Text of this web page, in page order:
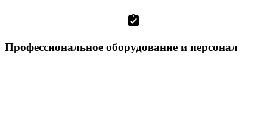
assignment_turned_in
Профессиональное оборудование и персонал